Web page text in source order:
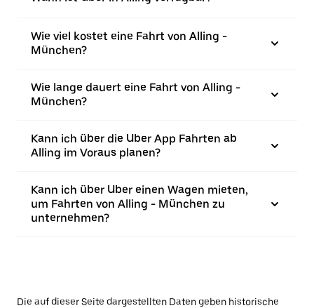
Wie viel kostet eine Fahrt von Alling -
München?
Wie lange dauert eine Fahrt von Alling -
München?
Kann ich über die Uber App Fahrten ab
Alling im Voraus planen?
Kann ich über Uber einen Wagen mieten,
um Fahrten von Alling - München zu
unternehmen?
Die auf dieser Seite dargestellten Daten geben historische